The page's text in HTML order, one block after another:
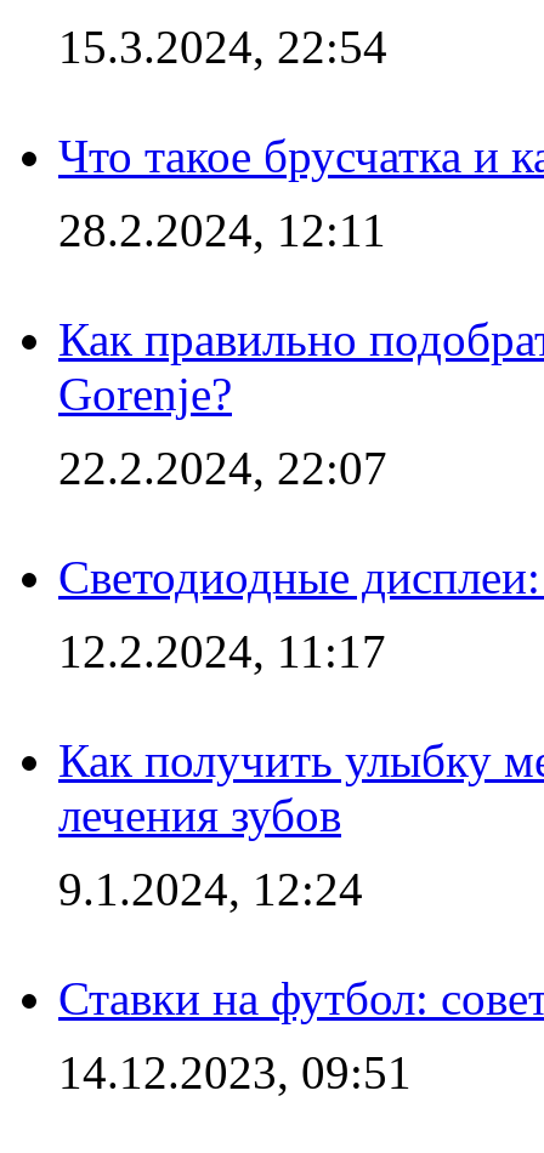
15.3.2024, 22:54
Что такое брусчатка и
28.2.2024, 12:11
Как правильно
Gorenje?
22.2.2024, 22:07
Светодиодные
12.2.2024, 11:17
Как получить улыбку
лечения зубов
9.1.2024, 12:24
Ставки на футбол:
14.12.2023, 09:51